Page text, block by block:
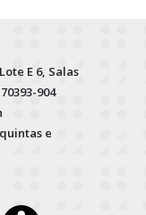
E 6, Salas
904
e